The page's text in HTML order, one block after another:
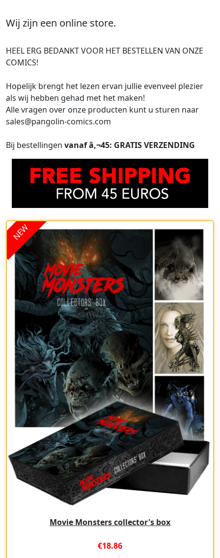
Wij zijn een online store.
HEEL ERG BEDANKT VOOR HET BESTELLEN VAN ONZE
COMICS!
Hopelijk brengt het lezen ervan jullie evenveel plezier
als wij hebben gehad met het maken!
Alle vragen over onze producten kunt u sturen naar
sales@pangolin-comics.com
Bij bestellingen vanaf â‚¬45: GRATIS VERZENDING
Movie Monsters collector's box
€18.86